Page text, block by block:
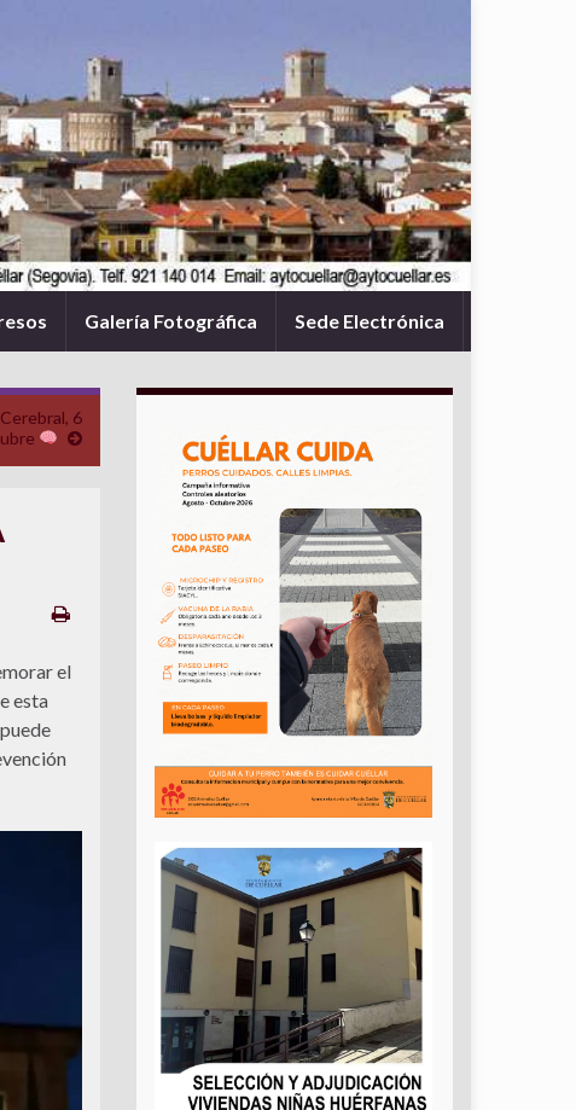
Galería Fotográfica Sede Electrónica
6
el
esta